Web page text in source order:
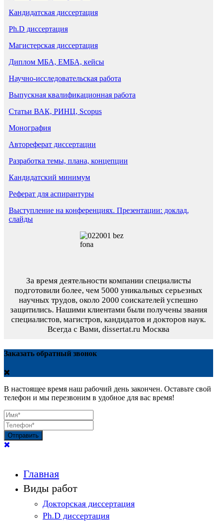
Кандидатская диссертация
Ph.D диссертация
Магистерская диссертация
Диплом МБА, ЕМБА, кейсы
Научно-исследовательская работа
Выпускная квалификационная работа
Статьи ВАК, РИНЦ, Scopus
Монография
Автореферат диссертации
Разработка темы, плана, концепции
Кандидатский минимум
Реферат для аспирантуры
Выступление на конференциях. Презентации: доклад,
слайды
За время деятельности компании специалисты
подготовили более, чем 5000 уникальных серьезных
научных трудов, около 2000 соискателей успешно
защитились. Нашими клиентами были получены звания
специалистов, магистров, кандидатов и докторов наук.
Всегда с Вами, dissertat.ru Москва
Заказать обратный звонок
В настоящее время наш рабочий день закончен. Оставьте свой
телефон и мы перезвоним в удобное для вас время!
Отправить
Главная
Виды работ
Докторская диссертация
Ph.D диссертация